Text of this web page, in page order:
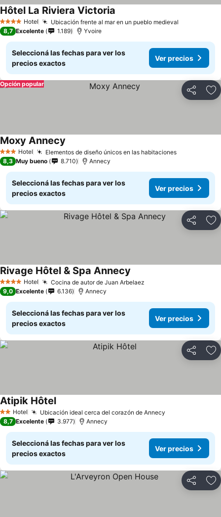
4 EstrellasHotel Ubicación frente al mar en un pueblo medieval
Hôtel La Riviera Victoria
8,7 Excelente 1.189 Yvoire
Seleccioná las fechas para ver los
precios exactos
Ver precios
Compartir
Opción popular
3 Estrellas
Hotel Elementos de diseño únicos en las habitacionesVer precios
Moxy Annecy
8,3 Muy bueno 8.710 Annecy
Seleccioná las fechas para ver los
precios exactos
Ver precios
Compartir
4 EstrellasHotel Cocina de autor de Juan Arbelaez
Rivage Hôtel & Spa Annecy
9,0 Excelente 6.136 Annecy
Seleccioná las fechas para ver los
precios exactos
Ver precios
Compartir
2 Estrellas
Hotel Ubicación ideal cerca del corazón de Annecy
Atipik HôtelVer precios
8,7 Excelente 3.977 Annecy
Seleccioná las fechas para ver los
precios exactos
Ver precios
Compartir